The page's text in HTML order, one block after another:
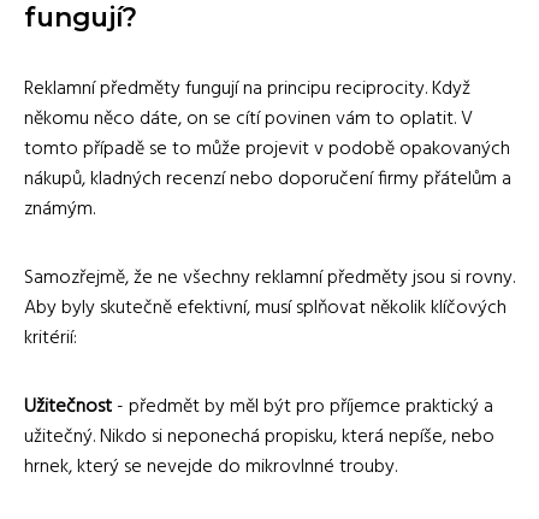
fungují?
Reklamní předměty fungují na principu reciprocity. Když
někomu něco dáte, on se cítí povinen vám to oplatit. V
tomto případě se to může projevit v podobě opakovaných
nákupů, kladných recenzí nebo doporučení firmy přátelům a
známým.
Samozřejmě, že ne všechny reklamní předměty jsou si rovny.
Aby byly skutečně efektivní, musí splňovat několik klíčových
kritérií:
Užitečnost- předmět by měl být pro příjemce praktický a
užitečný. Nikdo si neponechá propisku, která nepíše, nebo
hrnek, který se nevejde do mikrovlnné trouby.